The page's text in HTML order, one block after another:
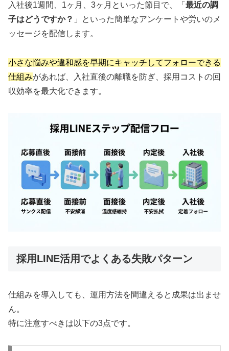
入社後1週間、1ヶ月、3ヶ月といった節目で、「 最近の調
子はどうですか？ 」といった簡単なアンケートや労いのメ
ッセージを配信します。
小さな悩みや違和感を早期にキャッチしてフォローできる
仕組みがあれば、入社直後の離職を防ぎ、採用コストの回
収効率を最大化できます。
採用LINE活用でよくある失敗パターン
仕組みを導入しても、運用方法を間違えると成果は出ませ
ん。
特に注意すべきは以下の3点です。